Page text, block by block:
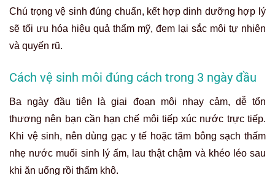
Chú trọng vệ sinh đúng chuẩn, kết hợp dinh dưỡng hợp lý
sẽ tối ưu hóa hiệu quả thẩm mỹ, đem lại sắc môi tự nhiên
và quyến rũ.
Cách vệ sinh môi đúng cách trong 3 ngày đầu
Ba ngày đầu tiên là giai đoạn môi nhạy cảm, dễ tổn
thương nên bạn cần hạn chế môi tiếp xúc nước trực tiếp.
Khi vệ sinh, nên dùng gạc y tế hoặc tăm bông sạch thấm
nhẹ nước muối sinh lý ấm, lau thật chậm và khéo léo sau
khi ăn uống rồi thấm khô.